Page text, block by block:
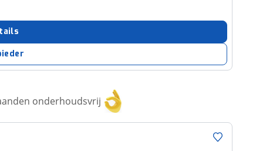
onderhoudsvrij